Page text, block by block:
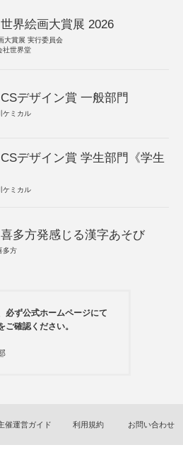
界絵画大賞展 2026
大賞展 実行委員会
社世界堂
デザイン賞 一般部門
ケミカル
デザイン賞 学生部門《学生
ケミカル
多方発感じる漢字あそび
多方
必ず公式ホームページにて
ご確認ください。
催運営ガイド 利用規約 お問い合わせ